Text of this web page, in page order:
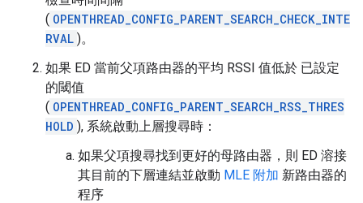
( OPENTHREAD_CONFIG_PARENT_SEARCH_CHECK_INTE
RVAL )。
如果 ED 當前父項路由器的平均 RSSI 值低於 已設定
的閾值
( OPENTHREAD_CONFIG_PARENT_SEARCH_RSS_THRES
HOLD ), 系統啟動上層搜尋時：
如果父項搜尋找到更好的母路由器，則 ED 溶接
其目前的下層連結並啟動 MLE 附加 新路由器的
程序